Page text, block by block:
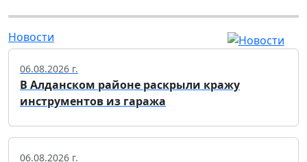
Новости
06.08.2026 г.
В Алданском районе раскрыли кражу
инструментов из гаража
06.08.2026 г.